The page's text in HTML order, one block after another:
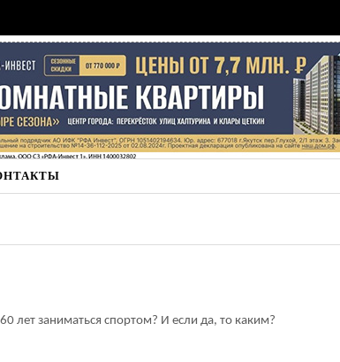
лет заниматься спортом? И если да, то каким?